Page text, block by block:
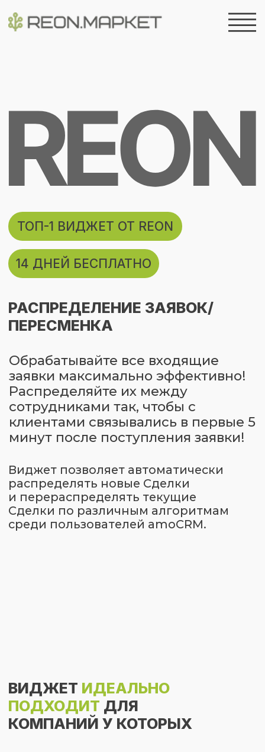
Обрабатывайте все входящие
заявки максимально эффективно!
Распределяйте их между
клиентами связывались в первые 5
минут после поступления заявки!
ТОП-1 ВИДЖЕТ ОТ REON
14 ДНЕЙ БЕСПЛАТНО
и перераспределять текущие
Сделки по различным алгоритмам
среди пользователей amoCRM.
РАСПРЕДЕЛЕНИЕ ЗАЯВОК/
ПЕРЕСМЕНКА
ВИДЖЕТИДЕАЛЬНО
ПОДХОДИТДЛЯ
КОМПАНИЙ У КОТОРЫХ
Свободный график работы